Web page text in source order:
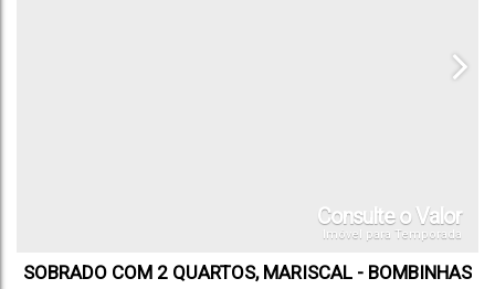
Consulte o Valor
Imóvel para Temporada
SOBRADO COM 2 QUARTOS, MARISCAL - BOMBINHAS